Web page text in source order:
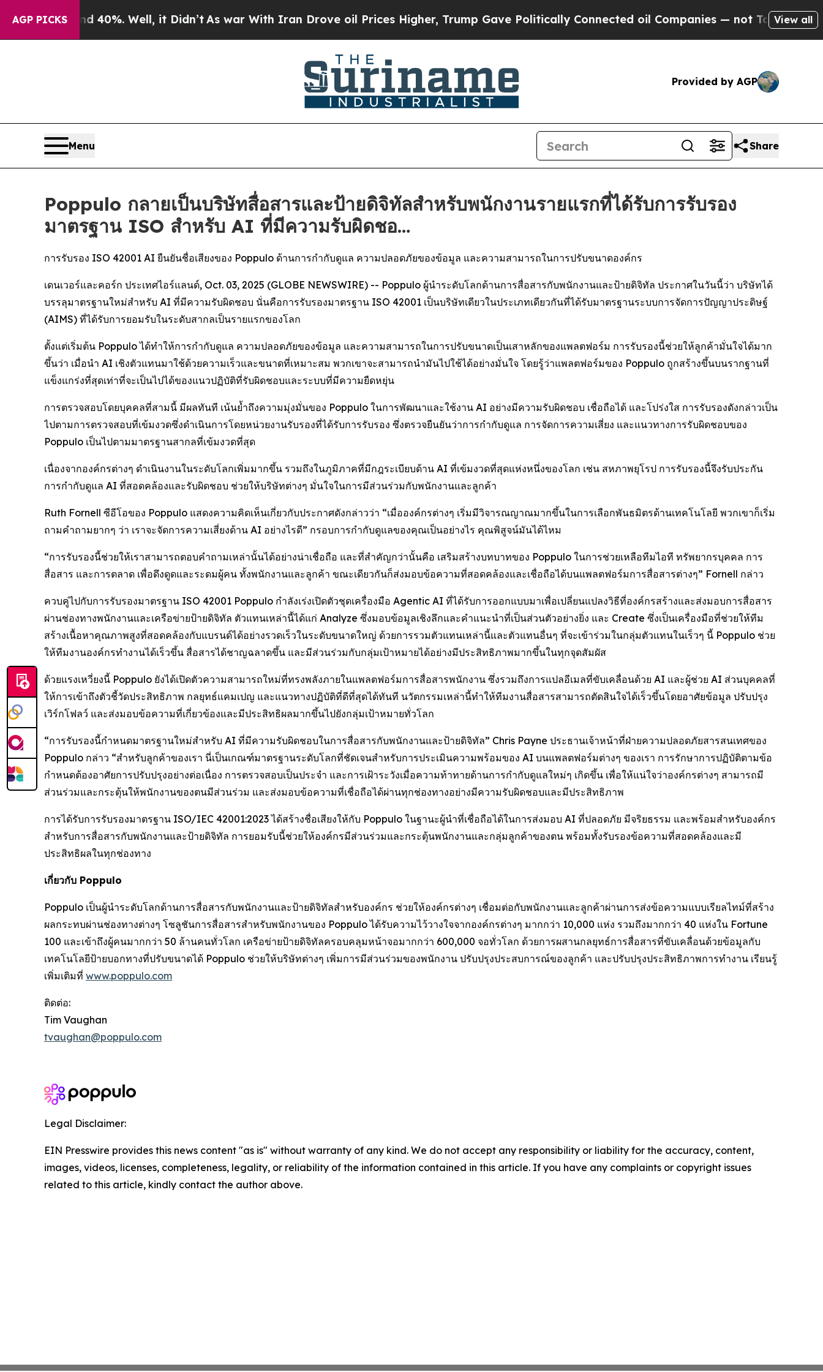
AGP PICKS40%. Well, it Didn’t As war With Iran Drove oil Prices Higher, Trump Gave Politically Connected oil Companies — not Taxpayers — the
View all
Provided by AGP
Menu Share
Poppulo กลายเป็นบริษัทสื่อสารและป้ายดิจิทัลสำหรับพนักงานรายแรกที่ได้รับการรับรอง
มาตรฐาน ISO สำหรับ AI ที่มีความรับผิดชอ…
การรับรอง ISO 42001 AI ยืนยันชื่อเสียงของ Poppulo ด้านการกำกับดูแล ความปลอดภัยของข้อมูล และความสามารถในการปรับขนาดองค์กร
เดนเวอร์และคอร์ก ประเทศไอร์แลนด์, Oct. 03, 2025 (GLOBE NEWSWIRE) -- Poppulo ผู้นำระดับโลกด้านการสื่อสารกับพนักงานและป้ายดิจิทัล ประกาศในวันนี้ว่า บริษัทได้
บรรลุมาตรฐานใหม่สำหรับ AI ที่มีความรับผิดชอบ นั่นคือการรับรองมาตรฐาน ISO 42001 เป็นบริษัทเดียวในประเภทเดียวกันที่ได้รับมาตรฐานระบบการจัดการปัญญาประดิษฐ์
(AIMS) ที่ได้รับการยอมรับในระดับสากลเป็นรายแรกของโลก
ตั้งแต่เริ่มต้น Poppulo ได้ทำให้การกำกับดูแล ความปลอดภัยของข้อมูล และความสามารถในการปรับขนาดเป็นเสาหลักของแพลตฟอร์ม การรับรองนี้ช่วยให้ลูกค้ามั่นใจได้มาก
ขึ้นว่า เมื่อนำ AI เชิงตัวแทนมาใช้ด้วยความเร็วและขนาดที่เหมาะสม พวกเขาจะสามารถนำมันไปใช้ได้อย่างมั่นใจ โดยรู้ว่าแพลตฟอร์มของ Poppulo ถูกสร้างขึ้นบนรากฐานที่
แข็งแกร่งที่สุดเท่าที่จะเป็นไปได้ของแนวปฏิบัติที่รับผิดชอบและระบบที่มีความยืดหยุ่น
การตรวจสอบโดยบุคคลที่สามนี้ มีผลทันที เน้นย้ำถึงความมุ่งมั่นของ Poppulo ในการพัฒนาและใช้งาน AI อย่างมีความรับผิดชอบ เชื่อถือได้ และโปร่งใส การรับรองดังกล่าวเป็น
ไปตามการตรวจสอบที่เข้มงวดซึ่งดำเนินการโดยหน่วยงานรับรองที่ได้รับการรับรอง ซึ่งตรวจยืนยันว่าการกำกับดูแล การจัดการความเสี่ยง และแนวทางการรับผิดชอบของ
Poppulo เป็นไปตามมาตรฐานสากลที่เข้มงวดที่สุด
เนื่องจากองค์กรต่างๆ ดำเนินงานในระดับโลกเพิ่มมากขึ้น รวมถึงในภูมิภาคที่มีกฎระเบียบด้าน AI ที่เข้มงวดที่สุดแห่งหนึ่งของโลก เช่น สหภาพยุโรป การรับรองนี้จึงรับประกัน
การกำกับดูแล AI ที่สอดคล้องและรับผิดชอบ ช่วยให้บริษัทต่างๆ มั่นใจในการมีส่วนร่วมกับพนักงานและลูกค้า
Ruth Fornell ซีอีโอของ Poppulo แสดงความคิดเห็นเกี่ยวกับประกาศดังกล่าวว่า “เมื่อองค์กรต่างๆ เริ่มมีวิจารณญาณมากขึ้นในการเลือกพันธมิตรด้านเทคโนโลยี พวกเขาก็เริ่ม
ถามคำถามยากๆ ว่า เราจะจัดการความเสี่ยงด้าน AI อย่างไรดี” กรอบการกำกับดูแลของคุณเป็นอย่างไร คุณพิสูจน์มันได้ไหม
“การรับรองนี้ช่วยให้เราสามารถตอบคำถามเหล่านั้นได้อย่างน่าเชื่อถือ และที่สำคัญกว่านั้นคือ เสริมสร้างบทบาทของ Poppulo ในการช่วยเหลือทีมไอที ทรัพยากรบุคคล การ
สื่อสาร และการตลาด เพื่อดึงดูดและระดมผู้คน ทั้งพนักงานและลูกค้า ขณะเดียวกันก็ส่งมอบข้อความที่สอดคล้องและเชื่อถือได้บนแพลตฟอร์มการสื่อสารต่างๆ” Fornell กล่าว
ควบคู่ไปกับการรับรองมาตรฐาน ISO 42001 Poppulo กำลังเร่งเปิดตัวชุดเครื่องมือ Agentic AI ที่ได้รับการออกแบบมาเพื่อเปลี่ยนแปลงวิธีที่องค์กรสร้างและส่งมอบการสื่อสาร
ผ่านช่องทางพนักงานและเครือข่ายป้ายดิจิทัล ตัวแทนเหล่านี้ได้แก่ Analyze ซึ่งมอบข้อมูลเชิงลึกและคำแนะนำที่เป็นส่วนตัวอย่างยิ่ง และ Create ซึ่งเป็นเครื่องมือที่ช่วยให้ทีม
สร้างเนื้อหาคุณภาพสูงที่สอดคล้องกับแบรนด์ได้อย่างรวดเร็วในระดับขนาดใหญ่ ด้วยการรวมตัวแทนเหล่านี้และตัวแทนอื่นๆ ที่จะเข้าร่วมในกลุ่มตัวแทนในเร็วๆ นี้ Poppulo ช่วย
ให้ทีมงานองค์กรทำงานได้เร็วขึ้น สื่อสารได้ชาญฉลาดขึ้น และมีส่วนร่วมกับกลุ่มเป้าหมายได้อย่างมีประสิทธิภาพมากขึ้นในทุกจุดสัมผัส
ด้วยแรงเหวี่ยงนี้ Poppulo ยังได้เปิดตัวความสามารถใหม่ที่ทรงพลังภายในแพลตฟอร์มการสื่อสารพนักงาน ซึ่งรวมถึงการแปลอีเมลที่ขับเคลื่อนด้วย AI และผู้ช่วย AI ส่วนบุคคลที่
ให้การเข้าถึงตัวชี้วัดประสิทธิภาพ กลยุทธ์แคมเปญ และแนวทางปฏิบัติที่ดีที่สุดได้ทันที นวัตกรรมเหล่านี้ทำให้ทีมงานสื่อสารสามารถตัดสินใจได้เร็วขึ้นโดยอาศัยข้อมูล ปรับปรุง
เวิร์กโฟลว์ และส่งมอบข้อความที่เกี่ยวข้องและมีประสิทธิผลมากขึ้นไปยังกลุ่มเป้าหมายทั่วโลก
“การรับรองนี้กำหนดมาตรฐานใหม่สำหรับ AI ที่มีความรับผิดชอบในการสื่อสารกับพนักงานและป้ายดิจิทัล” Chris Payne ประธานเจ้าหน้าที่ฝ่ายความปลอดภัยสารสนเทศของ
Poppulo กล่าว “สำหรับลูกค้าของเรา นี่เป็นเกณฑ์มาตรฐานระดับโลกที่ชัดเจนสำหรับการประเมินความพร้อมของ AI บนแพลตฟอร์มต่างๆ ของเรา การรักษาการปฏิบัติตามข้อ
กำหนดต้องอาศัยการปรับปรุงอย่างต่อเนื่อง การตรวจสอบเป็นประจำ และการเฝ้าระวังเมื่อความท้าทายด้านการกำกับดูแลใหม่ๆ เกิดขึ้น เพื่อให้แน่ใจว่าองค์กรต่างๆ สามารถมี
ส่วนร่วมและกระตุ้นให้พนักงานของตนมีส่วนร่วม และส่งมอบข้อความที่เชื่อถือได้ผ่านทุกช่องทางอย่างมีความรับผิดชอบและมีประสิทธิภาพ
การได้รับการรับรองมาตรฐาน ISO/IEC 42001:2023 ได้สร้างชื่อเสียงให้กับ Poppulo ในฐานะผู้นำที่เชื่อถือได้ในการส่งมอบ AI ที่ปลอดภัย มีจริยธรรม และพร้อมสำหรับองค์กร
สำหรับการสื่อสารกับพนักงานและป้ายดิจิทัล การยอมรับนี้ช่วยให้องค์กรมีส่วนร่วมและกระตุ้นพนักงานและกลุ่มลูกค้าของตน พร้อมทั้งรับรองข้อความที่สอดคล้องและมี
ประสิทธิผลในทุกช่องทาง
เกี่ยวกับ Poppulo
Poppulo เป็นผู้นำระดับโลกด้านการสื่อสารกับพนักงานและป้ายดิจิทัลสำหรับองค์กร ช่วยให้องค์กรต่างๆ เชื่อมต่อกับพนักงานและลูกค้าผ่านการส่งข้อความแบบเรียลไทม์ที่สร้าง
ผลกระทบผ่านช่องทางต่างๆ โซลูชันการสื่อสารสำหรับพนักงานของ Poppulo ได้รับความไว้วางใจจากองค์กรต่างๆ มากกว่า 10,000 แห่ง รวมถึงมากกว่า 40 แห่งใน Fortune
100 และเข้าถึงผู้คนมากกว่า 50 ล้านคนทั่วโลก เครือข่ายป้ายดิจิทัลครอบคลุมหน้าจอมากกว่า 600,000 จอทั่วโลก ด้วยการผสานกลยุทธ์การสื่อสารที่ขับเคลื่อนด้วยข้อมูลกับ
เทคโนโลยีป้ายบอกทางที่ปรับขนาดได้ Poppulo ช่วยให้บริษัทต่างๆ เพิ่มการมีส่วนร่วมของพนักงาน ปรับปรุงประสบการณ์ของลูกค้า และปรับปรุงประสิทธิภาพการทำงาน เรียนรู้
เพิ่มเติมที่ www.poppulo.com
ติดต่อ:
Tim Vaughan
tvaughan@poppulo.com
Legal Disclaimer:
EIN Presswire provides this news content "as is" without warranty of any kind. We do not accept any responsibility or liability for the accuracy, content,
images, videos, licenses, completeness, legality, or reliability of the information contained in this article. If you have any complaints or copyright issues
related to this article, kindly contact the author above.